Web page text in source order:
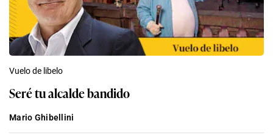
Vuelo de libelo
Seré tu alcalde bandido
Mario Ghibellini